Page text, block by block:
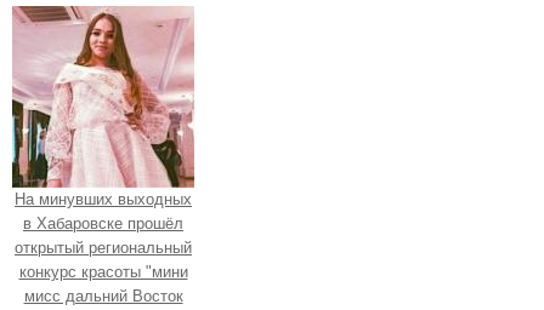
На минувших выходных
в Хабаровске прошёл
открытый региональный
конкурс красоты "мини
мисс дальний Восток